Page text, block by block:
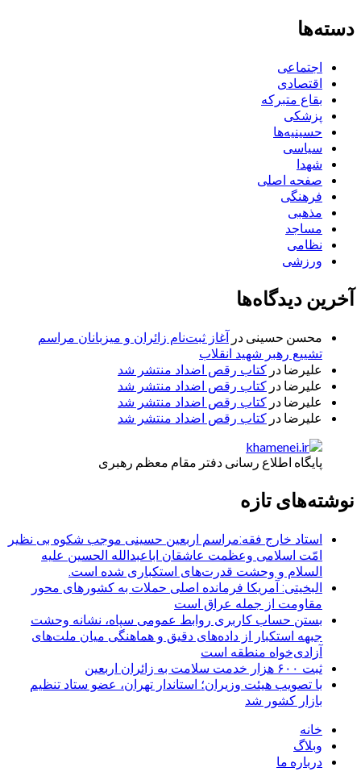
دسته‌ها
اجتماعی
اقتصادی
بقاع متبرکه
پزشکی
حسینیه‌ها
سیاسی
شهدا
صفحه اصلی
فرهنگی
مذهبی
مساجد
نظامی
ورزشی
آخرین دیدگاه‌ها
محسن حسینی در آغاز ثبت‌نام زائران و میزبانان مراسم
تشییع رهبر شهید انقلاب
علیرضا در کتاب رقص اضداد منتشر شد
علیرضا در کتاب رقص اضداد منتشر شد
علیرضا در کتاب رقص اضداد منتشر شد
علیرضا در کتاب رقص اضداد منتشر شد
پایگاه اطلاع رسانی دفتر مقام معظم رهبری
نوشته‌های تازه
استاد خارج فقه:مراسم اربعین حسینی موجب شکوه بی نظیر
امّت اسلامی وعظمت عاشقان اباعبدالله الحسین علیه
السلام و وحشت قدرت‌های استکباری شده است.
البخیتی: آمریکا فرمانده اصلی حملات به کشورهای محور
مقاومت از جمله عراق است
بستن حساب کاربری روابط عمومی سپاه، نشانه‌ وحشت
جبهه استکبار از داده‌های دقیق و هماهنگی میان ملت‌های
آزادی‌خواه منطقه است
ثبت ۶۰۰ هزار خدمت سلامت به زائران اربعین
با تصویب هیئت وزیران؛ استاندار تهران، عضو ستاد تنظیم
بازار کشور شد
خانه
وبلاگ
درباره ما